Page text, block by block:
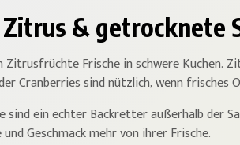
& getrocknete
Frische in schwere Kuchen.
Cranberries sind nützlich, wenn frisches
sind ein echter Backretter außerhalb der
Geschmack mehr von ihrer Frische.